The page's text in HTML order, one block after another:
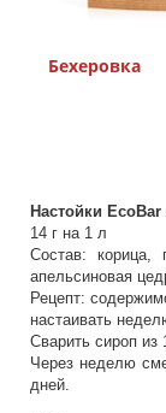
Бехеровка
Настойки
14 г на 1 л
Состав: корица,
апельсиновая
Рецепт:
настаивать
Сварить сироп из
Через неделю
дней.